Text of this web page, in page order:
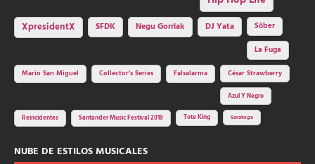
XpresidentX SFDK Negu Gorriak DJ Yata
Sôber
La Fuga
Mario San Miguel
Collector's Series Falsalarma César Strawberry
Azul Y Negro
Reincidentes Santander Music Festival 2019 Tote King Saratoga
NUBE DE ESTILOS MUSICALES